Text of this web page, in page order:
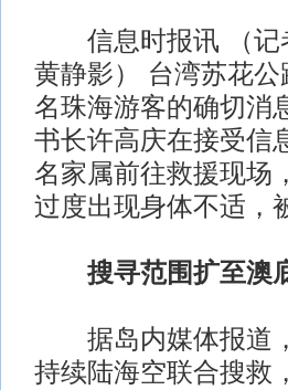
信息时报讯 （记
黄静影） 台湾苏花
名珠海游客的确切消
书长许高庆在接受信
名家属前往救援现场
过度出现身体不适，
搜寻范围扩至澳
据岛内媒体报道，
持续陆海空联合搜救